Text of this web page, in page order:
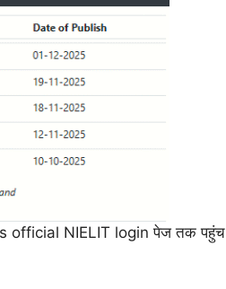
official NIELIT login पेज तक पहुंच